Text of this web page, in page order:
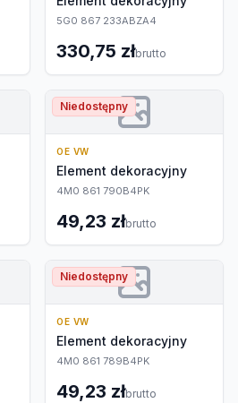
5G0 867 233ABZA4
330,75 złbrutto
Niedostępny
OE VW
Element dekoracyjny
4M0 861 790B4PK
49,23 złbrutto
Niedostępny
OE VW
Element dekoracyjny
4M0 861 789B4PK
49,23 złbrutto